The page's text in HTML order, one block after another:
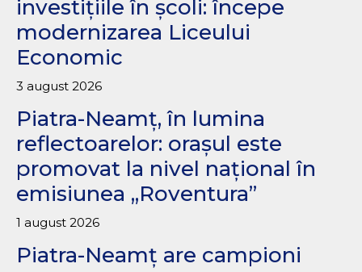
investițiile în școli: începe
modernizarea Liceului
Economic
3 august 2026
Piatra-Neamț, în lumina
reflectoarelor: orașul este
promovat la nivel național în
emisiunea „Roventura”
1 august 2026
Piatra-Neamț are campioni